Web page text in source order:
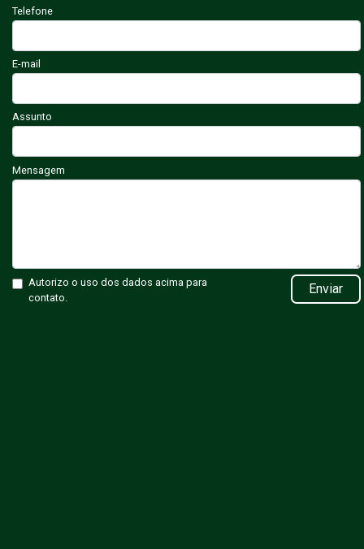
Telefone
E-mail
Assunto
Mensagem
Autorizo o uso dos dados acima para
contato.
Enviar